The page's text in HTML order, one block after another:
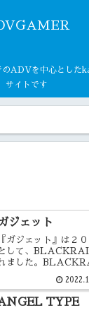
ADVを中心とした
サイトです
ジェット
『ガジェット』は２
として、
ました。
TYPE